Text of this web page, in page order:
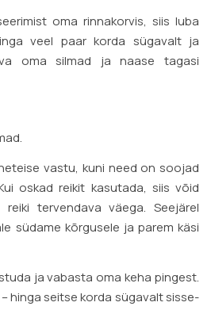
oma rinnakorvis, siis luba
veel paar korda sügavalt ja
oma silmad ja naase tagasi
vastu, kuni need on soojad
oskad reikit kasutada, siis võid
tervendava väega. Seejärel
südame kõrgusele ja parem käsi
ja vabasta oma keha pingest.
hinga seitse korda sügavalt sisse-